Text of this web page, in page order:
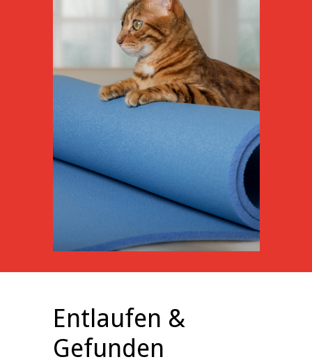
Entlaufen &
Gefunden